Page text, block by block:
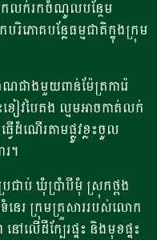
ទុកលក់រកចំណូលបន្ថែម
រិភោគបន្លែធម្មជាតិក្នុងក្រុម
ណ​ជាងមួយពាន់ម៉ែត្រការ៉េ
ខៀវបៃតង ល្មមអាចកាត់លក់
ើដំណើរតាមផ្លូវខ្លះចូល
រ។
រជាប់ ឃុំប្រាំបីមុំ ស្រុកថ្ពង
ទំនេរ ក្រុមគ្រួសាររបស់លោក
នៅលើដីក្បែរផ្ទះ និងមុខផ្ទះ